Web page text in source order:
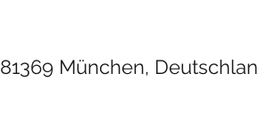
München,